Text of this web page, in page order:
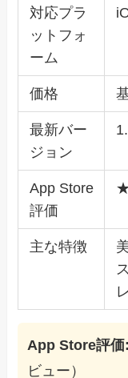
対応プラ
ットフォ
ーム
価格
最新バー
ジョン
App Store
評価
主な特徴
App Store評価:
ビュー）